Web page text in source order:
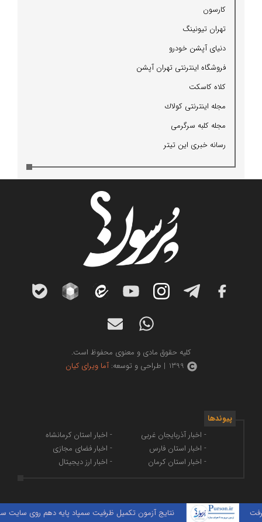
كارسون
تهران تیونینگ
دنیای آپشن خودرو
فروشگاه اینترنتی تهران آپشن
كلاه كاسكت
مجله اینترنتی كولاك
مجله كلبه سرگرمی
رسانه خبری این تیتر
کلیه حقوق مادی و معنوی محفوظ است.
1399 | طراحی و توسعه:
آما ویرای کیان
پیوندها
- اخبار آذربایجان غربی
- اخبار استان فارس
- اخبار استان کرمان
- اخبار استان کرمانشاه
- اخبار فضای مجازی
- اخبار ارز دیجیتال
نتایج آزمون تکمیل ظرفیت سمپاد پایه دهم روی سایت سنجش